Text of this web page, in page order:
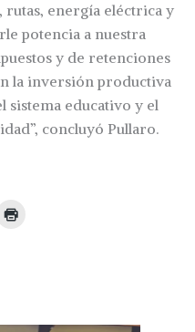
energía eléctrica y
potencia a nuestra
y de retenciones
la inversión productiva
sistema educativo y el
concluyó Pullaro.